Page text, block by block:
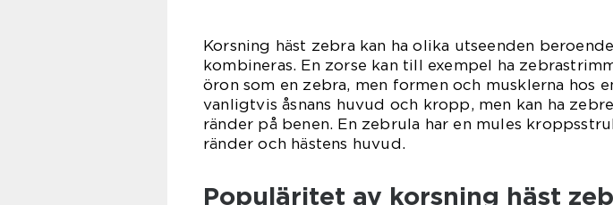
Korsning häst zebra kan ha olika utseenden
kombineras. En zorse kan till exempel ha
öron som en zebra, men formen och musklerna hos
vanligtvis åsnans huvud och kropp, men kan ha
ränder på benen. En zebrula har en mules
ränder och hästens huvud.
Populäritet av korsning häst